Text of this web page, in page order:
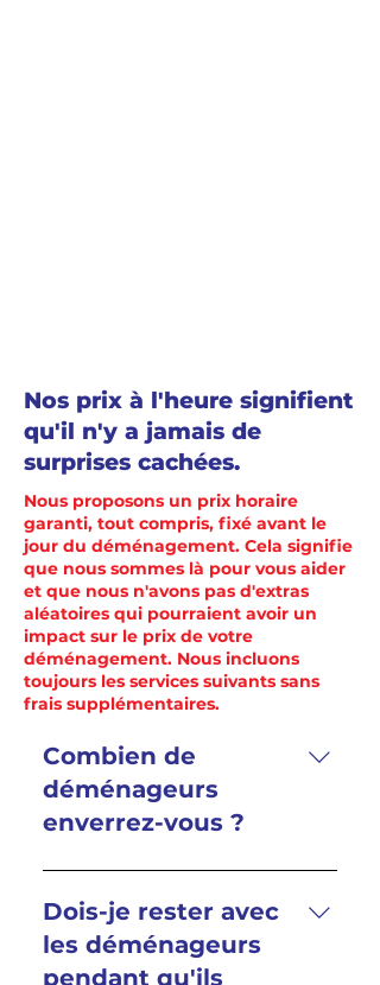
Nos prix à l'heure signifient
qu'il n'y a jamais de
surprises cachées.
Nous proposons un prix horaire
garanti, tout compris, fixé avant le
jour du déménagement. Cela signifie
que nous sommes là pour vous aider
et que nous n'avons pas d'extras
aléatoires qui pourraient avoir un
impact sur le prix de votre
déménagement. Nous incluons
toujours les services suivants sans
frais supplémentaires.
Combien de
déménageurs
enverrez-vous ?
En fonction de la taille de
votre déménagement, votre
équipe de déménageurs
sera composée de 2/3/4 ou 5
Dois-je rester avec
les déménageurs
pendant qu'ils